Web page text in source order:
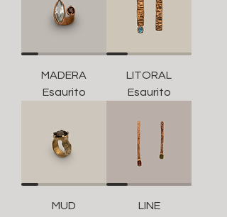
MADERA
Esaurito
LITORAL
Esaurito
MUD
LINE